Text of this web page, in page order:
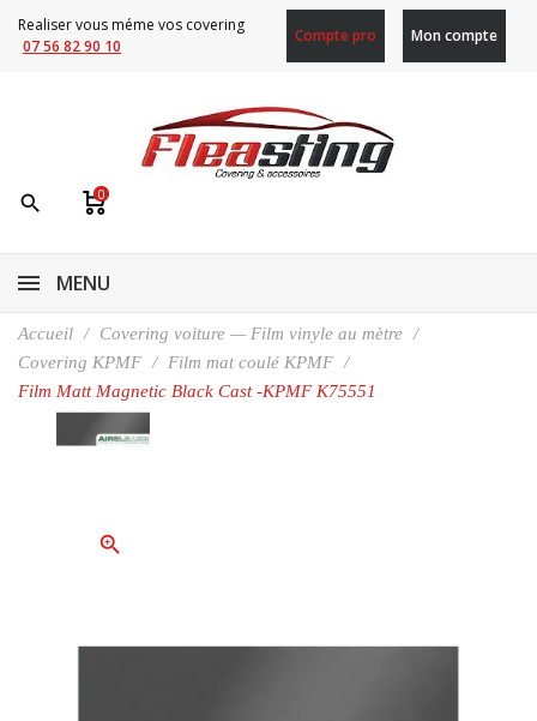
Realiser vous méme vos covering
07 56 82 90 10
Compte pro Mon compte
search 0
MENU
Accueil
Covering voiture — Film vinyle au mètre
Covering KPMF
Film mat coulé KPMF
Film Matt Magnetic Black Cast -KPMF K75551
zoom_in